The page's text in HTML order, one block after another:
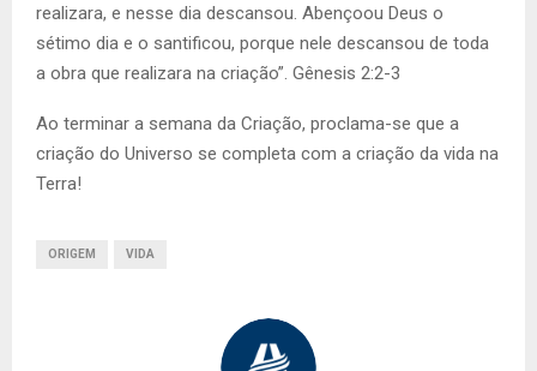
realizara, e nesse dia descansou. Abençoou Deus o
sétimo dia e o santificou, porque nele descansou de toda
a obra que realizara na criação”. Gênesis 2:2-3
Ao terminar a semana da Criação, proclama-se que a
criação do Universo se completa com a criação da vida na
Terra!
ORIGEM VIDA